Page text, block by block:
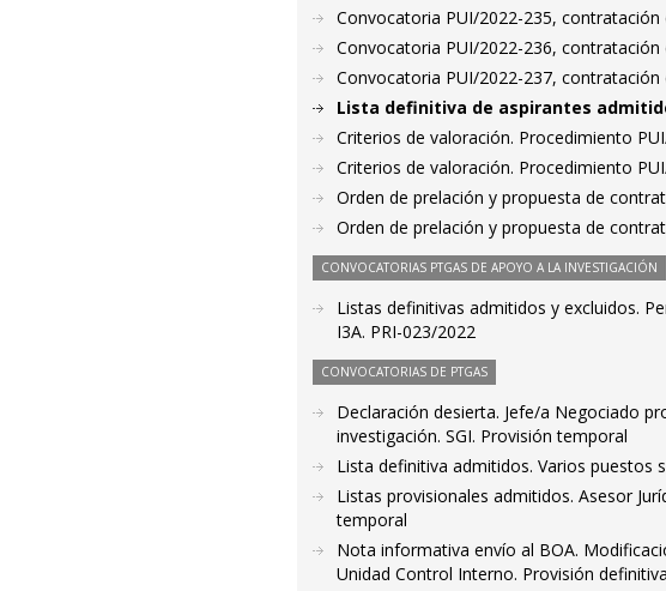
Convocatoria PUI/2022-235,
Convocatoria PUI/2022-236,
Convocatoria PUI/2022-237,
Lista definitiva de aspirantes
Criterios de valoración. Procedimiento
Criterios de valoración. Procedimiento
Orden de prelación y propuesta de
Orden de prelación y propuesta de
CONVOCATORIAS PTGAS DE APOYO A LA INVESTIGACIÓN
Listas definitivas admitidos y excluidos.
I3A. PRI-023/2022
CONVOCATORIAS DE PTGAS
Declaración desierta. Jefe/a Negociado
investigación. SGI. Provisión temporal
Lista definitiva admitidos. Varios puestos
Listas provisionales admitidos. Asesor
temporal
Nota informativa envío al BOA.
Unidad Control Interno. Provisión